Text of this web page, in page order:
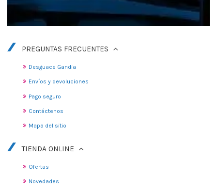
PREGUNTAS FRECUENTES
Desguace Gandia
Envíos y devoluciones
Pago seguro
Contáctenos
Mapa del sitio
TIENDA ONLINE
Ofertas
Novedades